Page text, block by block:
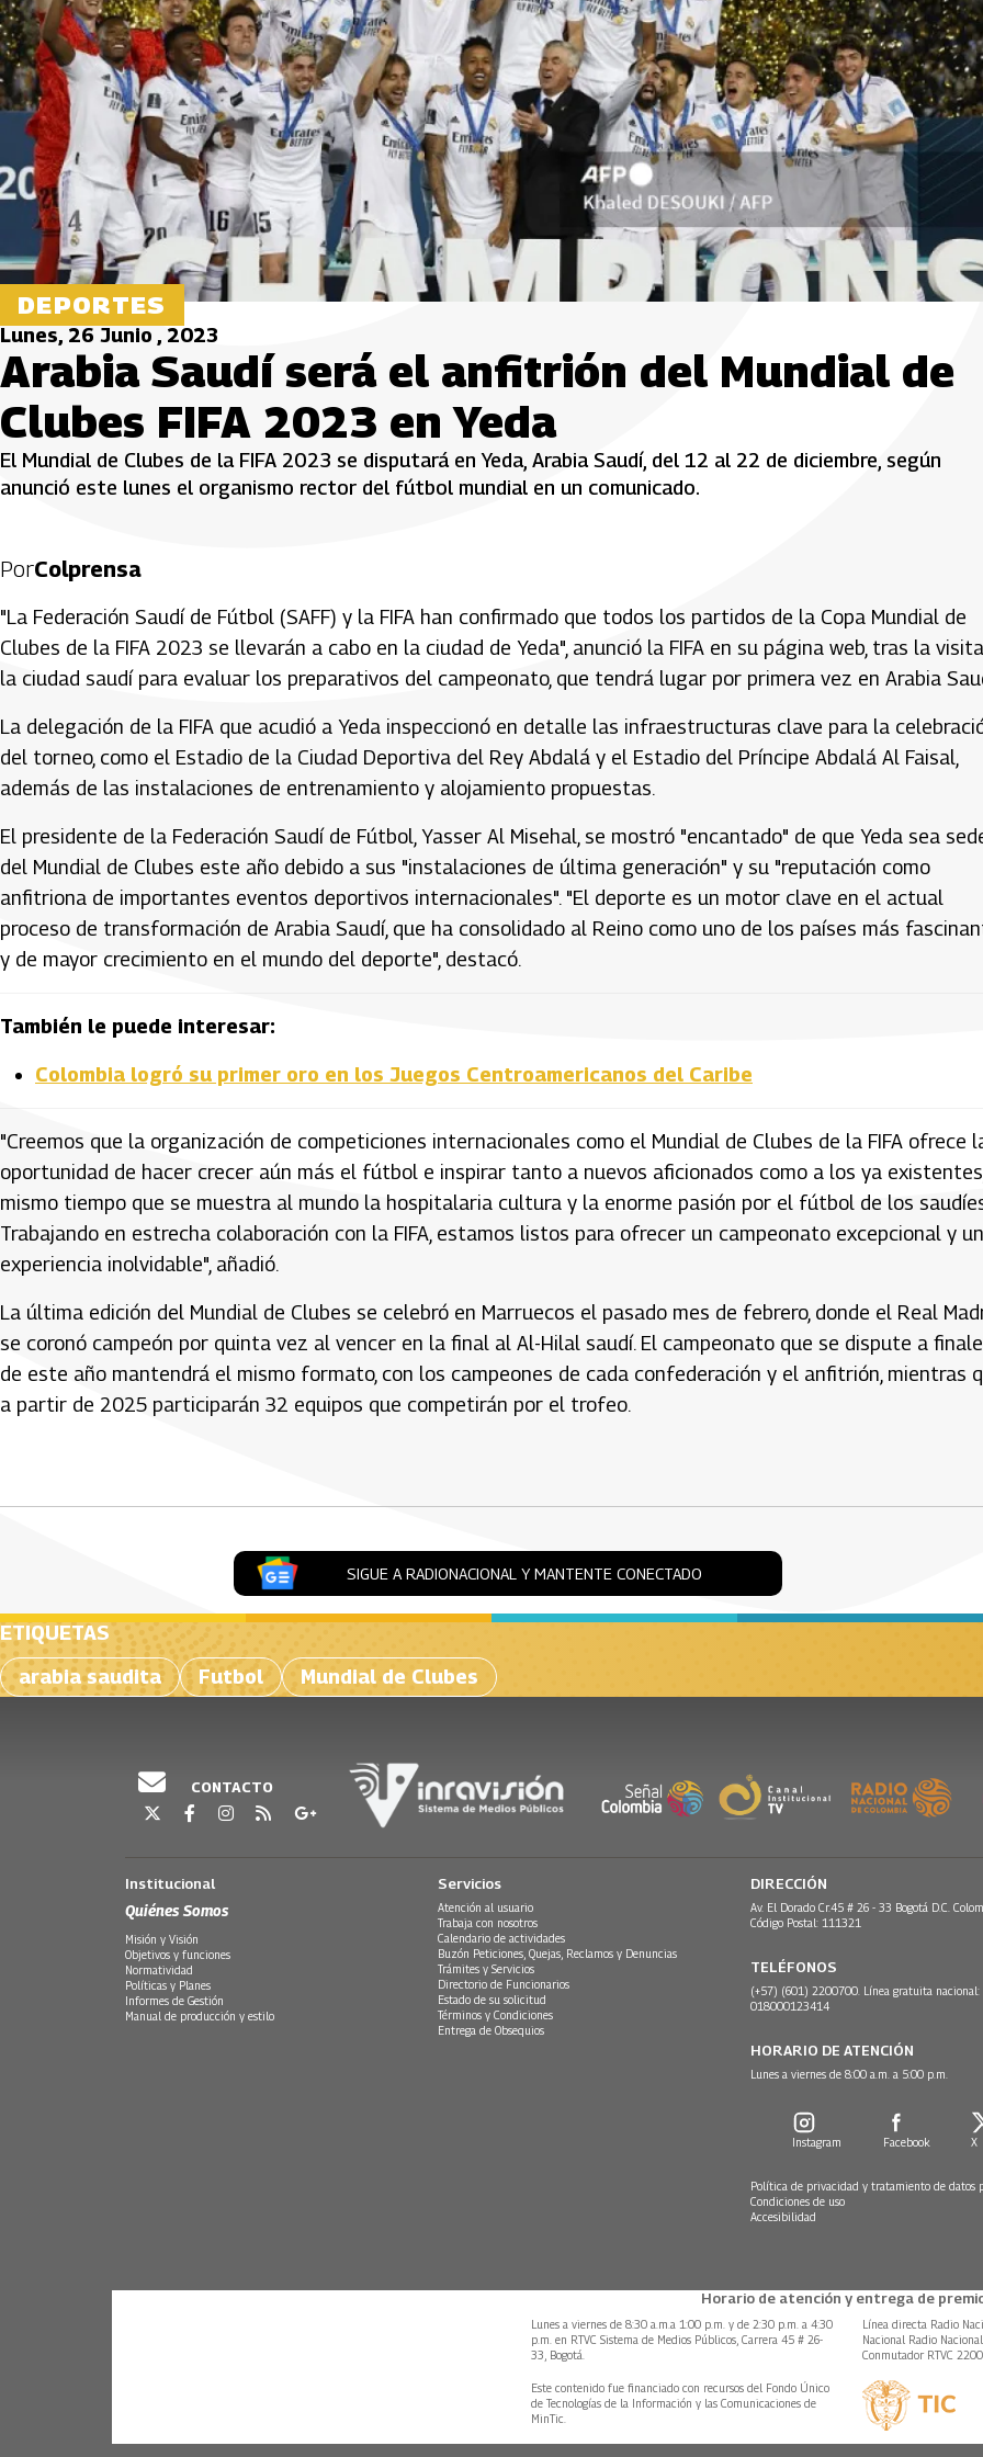
DEPORTES
Lunes, 26 Junio , 2023
Arabia Saudí será el anfitrión del Mundial de
Clubes FIFA 2023 en Yeda
El Mundial de Clubes de la FIFA 2023 se disputará en Yeda, Arabia Saudí, del 12 al 22 de diciembre, según
anunció este lunes el organismo rector del fútbol mundial en un comunicado.
PorColprensa
"La Federación Saudí de Fútbol (SAFF) y la FIFA han confirmado que todos los partidos de la Copa Mundial de
Clubes de la FIFA 2023 se llevarán a cabo en la ciudad de Yeda", anunció la FIFA en su página web, tras la
la ciudad saudí para evaluar los preparativos del campeonato, que tendrá lugar por primera vez en Arabia
La delegación de la FIFA que acudió a Yeda inspeccionó en detalle las infraestructuras clave para la
del torneo, como el Estadio de la Ciudad Deportiva del Rey Abdalá y el Estadio del Príncipe Abdalá Al Faisal,
además de las instalaciones de entrenamiento y alojamiento propuestas.
El presidente de la Federación Saudí de Fútbol, Yasser Al Misehal, se mostró "encantado" de que Yeda sea
del Mundial de Clubes este año debido a sus "instalaciones de última generación" y su "reputación como
anfitriona de importantes eventos deportivos internacionales". "El deporte es un motor clave en el actual
proceso de transformación de Arabia Saudí, que ha consolidado al Reino como uno de los países más
y de mayor crecimiento en el mundo del deporte", destacó.
También le puede interesar:
Colombia logró su primer oro en los Juegos Centroamericanos del Caribe
"Creemos que la organización de competiciones internacionales como el Mundial de Clubes de la FIFA ofrece
oportunidad de hacer crecer aún más el fútbol e inspirar tanto a nuevos aficionados como a los ya
mismo tiempo que se muestra al mundo la hospitalaria cultura y la enorme pasión por el fútbol de los
Trabajando en estrecha colaboración con la FIFA, estamos listos para ofrecer un campeonato excepcional y
experiencia inolvidable", añadió.
La última edición del Mundial de Clubes se celebró en Marruecos el pasado mes de febrero, donde el Real
se coronó campeón por quinta vez al vencer en la final al Al-Hilal saudí. El campeonato que se dispute a
de este año mantendrá el mismo formato, con los campeones de cada confederación y el anfitrión, mientras
a partir de 2025 participarán 32 equipos que competirán por el trofeo.
SIGUE A RADIONACIONAL Y MANTENTE CONECTADO
ETIQUETAS
arabia saudita
Futbol Mundial de Clubes
CONTACTO
Institucional
Quiénes Somos
Misión y Visión
Objetivos y funciones
Normatividad
Políticas y Planes
Informes de Gestión
Manual de producción y estilo
Servicios
Atención al usuario
Trabaja con nosotros
Calendario de actividades
Buzón Peticiones, Quejas, Reclamos y Denuncias
Trámites y Servicios
Directorio de Funcionarios
Estado de su solicitud
Términos y Condiciones
Entrega de Obsequios
DIRECCIÓN
Av. El Dorado Cr.45 # 26 - 33 Bogotá D.C.
Código Postal: 111321
TELÉFONOS
(+57) (601) 2200700. Línea gratuita nacional:
018000123414
HORARIO DE ATENCIÓN
Lunes a viernes de 8:00 a.m. a 5:00 p.m.
Instagram Facebook X
Política de privacidad y tratamiento de datos
Condiciones de uso
Accesibilidad
Horario de atención y entrega de
Lunes a viernes de 8:30 a.m.a 1:00 p.m. y de 2:30 p.m. a 4:30
p.m. en RTVC Sistema de Medios Públicos, Carrera 45 # 26-
33, Bogotá.
Línea directa Radio
Nacional Radio
Conmutador RTVC
Este contenido fue financiado con recursos del Fondo Único
de Tecnologías de la Información y las Comunicaciones de
MinTic.